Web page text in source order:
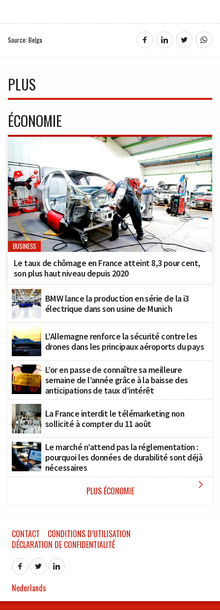
Source: Belga
PLUS
ÉCONOMIE
BUSINESS
Le taux de chômage en France atteint 8,3 pour cent,
son plus haut niveau depuis 2020
BMW lance la production en série de la i3
électrique dans son usine de Munich
L’Allemagne renforce la sécurité contre les
drones dans les principaux aéroports du pays
L’or en passe de connaître sa meilleure
semaine de l’année grâce à la baisse des
anticipations de taux d’intérêt
La France interdit le télémarketing non
sollicité à compter du 11 août
Le marché n’attend pas la réglementation :
pourquoi les données de durabilité sont déjà
nécessaires
PLUS ÉCONOMIE 
CONTACT
CONDITIONS D’UTILISATION
DÉCLARATION DE CONFIDENTIALITÉ
Nederlands